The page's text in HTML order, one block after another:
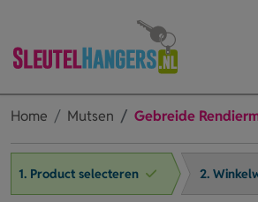
Home Mutsen Gebreide
1. Product selecteren